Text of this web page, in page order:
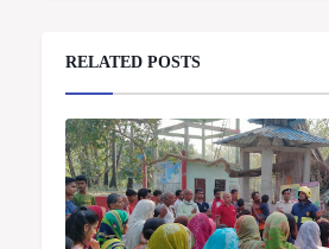
RELATED POSTS